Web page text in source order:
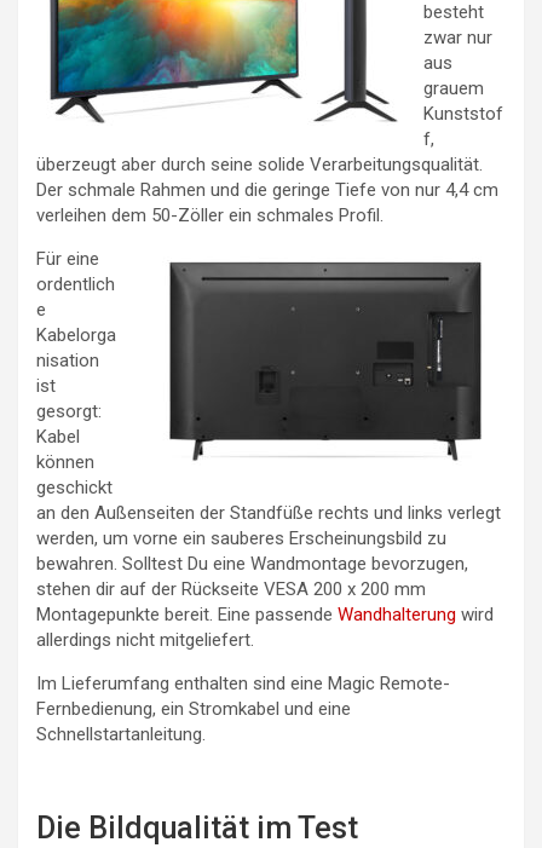
besteht
zwar nur
aus
grauem
Kunststof
f,
überzeugt aber durch seine solide Verarbeitungsqualität.
Der schmale Rahmen und die geringe Tiefe von nur 4,4 cm
verleihen dem 50-Zöller ein schmales Profil.
Für eine
ordentlich
e
Kabelorga
nisation
ist
gesorgt:
Kabel
können
geschickt
an den Außenseiten der Standfüße rechts und links verlegt
werden, um vorne ein sauberes Erscheinungsbild zu
bewahren. Solltest Du eine Wandmontage bevorzugen,
stehen dir auf der Rückseite VESA 200 x 200 mm
Montagepunkte bereit. Eine passende Wandhalterung wird
allerdings nicht mitgeliefert.
Im Lieferumfang enthalten sind eine Magic Remote-
Fernbedienung, ein Stromkabel und eine
Schnellstartanleitung.
Die Bildqualität im Test